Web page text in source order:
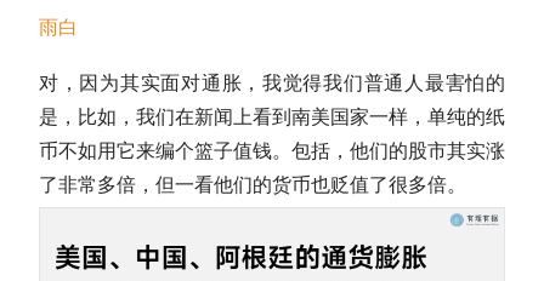
雨白
对，因为其实面对通胀，我觉得我们普通人最害怕的
是，比如，我们在新闻上看到南美国家一样，单纯的纸
币不如用它来编个篮子值钱。包括，他们的股市其实涨
了非常多倍，但一看他们的货币也贬值了很多倍。